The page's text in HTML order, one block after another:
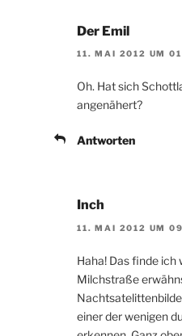
Der Emil
11. MAI 2012 UM
Oh. Hat sich
angenähert?
Antworten
Inch
11. MAI 2012 UM
Haha! Das finde ich
Milchstraße
einer der wenigen